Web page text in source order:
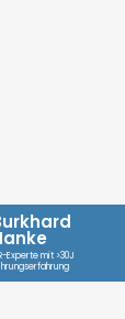
Experte mit >30J